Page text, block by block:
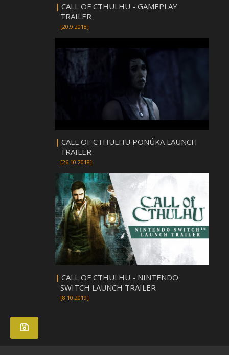
| CALL OF CTHULHU - GAMEPLAY
TRAILER
[20.9.2018]
| CALL OF CTHULHU PONÚKA LAUNCH
TRAILER
[26.10.2018]
| CALL OF CTHULHU - NINTENDO
SWITCH LAUNCH TRAILER
[8.10.2019]